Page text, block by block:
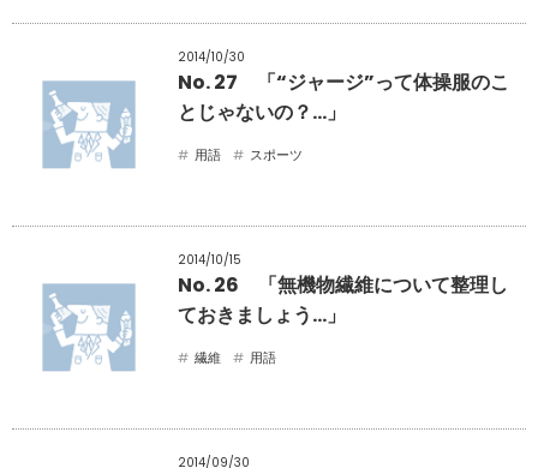
2014/10/30
No. 27 「“ジャージ”って体操服のこ
とじゃないの？…」
用語 スポーツ
2014/10/15
No. 26 「無機物繊維について整理し
ておきましょう…」
繊維 用語
2014/09/30